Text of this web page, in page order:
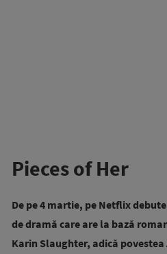
Pieces of Her
De pe 4 martie, pe Netflix
de dramă care are la bază
Karin Slaughter, adică povestea